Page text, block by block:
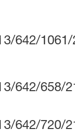
3/642/1061/
3/642/658/
3/642/720/